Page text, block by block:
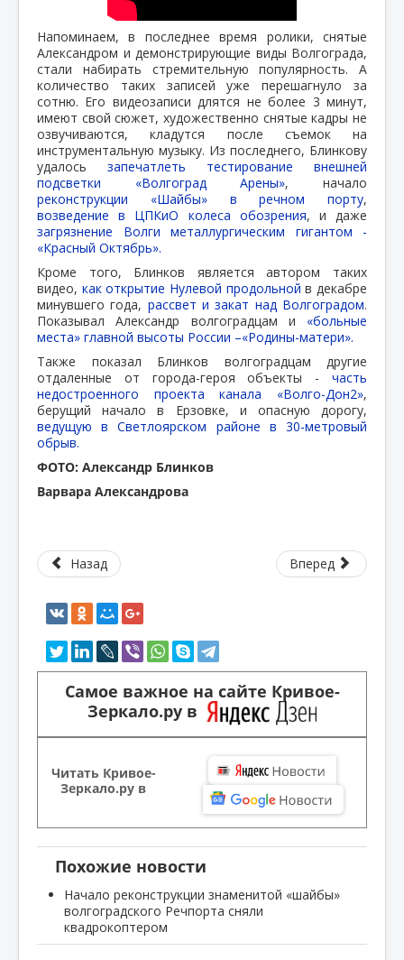
Напоминаем, в последнее время ролики, снятые
Александром и демонстрирующие виды Волгограда,
стали набирать стремительную популярность. А
количество таких записей уже перешагнуло за
сотню. Его видеозаписи длятся не более 3 минут,
имеют свой сюжет, художественно снятые кадры не
озвучиваются, кладутся после съемок на
инструментальную музыку. Из последнего, Блинкову
удалось запечатлеть тестирование внешней
подсветки «Волгоград Арены», начало
реконструкции «Шайбы» в речном порту,
возведение в ЦПКиО колеса обозрения, и даже
загрязнение Волги металлургическим гигантом -
«Красный Октябрь».
Кроме того, Блинков является автором таких
видео, как открытие Нулевой продольной в декабре
минувшего года, рассвет и закат над Волгоградом.
Показывал Александр волгоградцам и «больные
места» главной высоты России –«Родины-матери».
Также показал Блинков волгоградцам другие
отдаленные от города-героя объекты - часть
недостроенного проекта канала «Волго-Дон2»,
берущий начало в Ерзовке, и опасную дорогу,
ведущую в Светлоярском районе в 30-метровый
обрыв.
ФОТО: Александр Блинков
Варвара Александрова
Назад Вперед
Самое важное на сайте Кривое-
Зеркало.ру в
Читать Кривое-
Зеркало.ру в
Похожие новости
Начало реконструкции знаменитой «шайбы»
волгоградского Речпорта сняли
квадрокоптером